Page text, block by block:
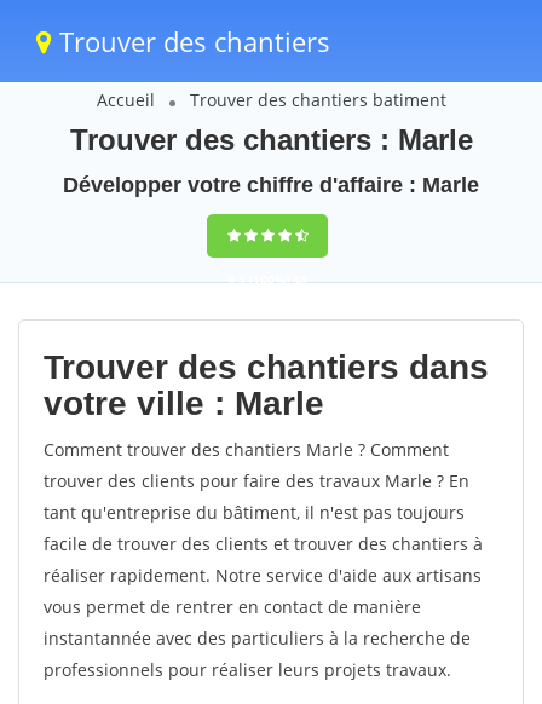
Trouver des chantiers
Accueil Trouver des chantiers batiment
Trouver des chantiers : Marle
Développer votre chiffre d'affaire : Marle
9,5(100%)38
votes
Trouver des chantiers dans
votre ville : Marle
Comment trouver des chantiers Marle ? Comment
trouver des clients pour faire des travaux Marle ? En
tant qu'entreprise du bâtiment, il n'est pas toujours
facile de trouver des clients et trouver des chantiers à
réaliser rapidement. Notre service d'aide aux artisans
vous permet de rentrer en contact de manière
instantannée avec des particuliers à la recherche de
professionnels pour réaliser leurs projets travaux.